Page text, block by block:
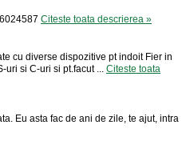
Citeste toata descrierea »
cu diverse dispozitive pt indoit Fier in
uri si C-uri si pt.facut ... Citeste toata
Eu asta fac de ani de zile, te ajut, intra